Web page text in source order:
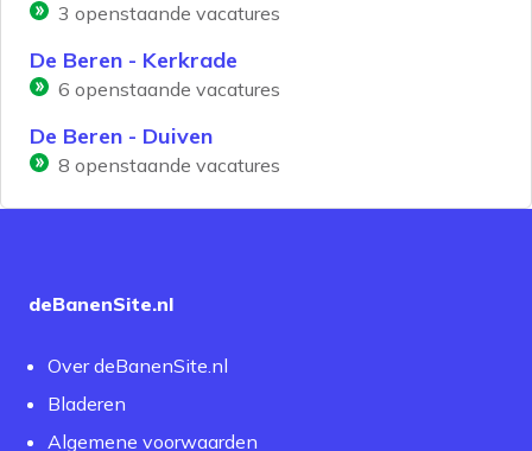
3 openstaande vacatures
De Beren - Kerkrade
6 openstaande vacatures
De Beren - Duiven
8 openstaande vacatures
deBanenSite.nl
Over deBanenSite.nl
Bladeren
Algemene voorwaarden